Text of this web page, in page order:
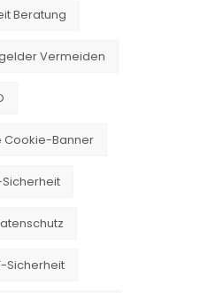
Beratung
Vermeiden
Cookie-Banner
Sicherheit
Sicherheit